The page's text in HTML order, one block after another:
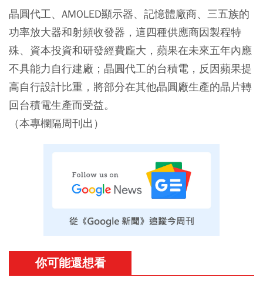
晶圓代工、AMOLED顯示器、記憶體廠商、三五族的
功率放大器和射頻收發器，這四種供應商因製程特
殊、資本投資和研發經費龐大，蘋果在未來五年內應
不具能力自行建廠；晶圓代工的台積電，反因蘋果提
高自行設計比重，將部分在其他晶圓廠生產的晶片轉
回台積電生產而受益。
（本專欄隔周刊出）